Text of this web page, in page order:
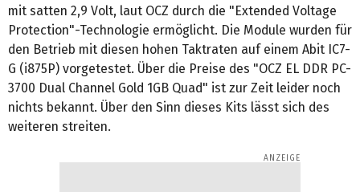
mit satten 2,9 Volt, laut OCZ durch die "Extended Voltage
Protection"-Technologie ermöglicht. Die Module wurden für
den Betrieb mit diesen hohen Taktraten auf einem Abit IC7-
G (i875P) vorgetestet. Über die Preise des "OCZ EL DDR PC-
3700 Dual Channel Gold 1GB Quad" ist zur Zeit leider noch
nichts bekannt. Über den Sinn dieses Kits lässt sich des
weiteren streiten.